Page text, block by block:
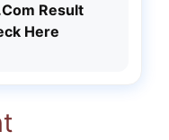
Result
Here